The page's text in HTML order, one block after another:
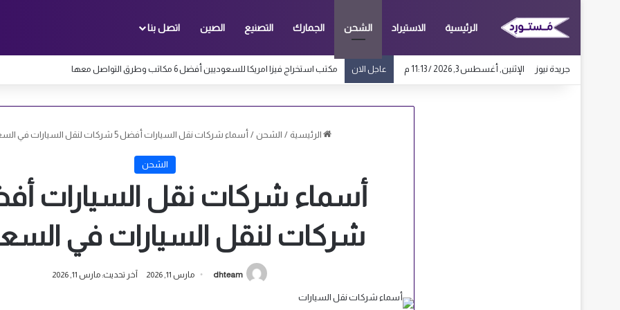
الرئيسية الاستيراد الشحن الجمارك التصنيع الصين اتصل بنا
جريدة نيوز الإثنين, أغسطس 3, 2026 / 11:13 م عاجل الان مكتب استخراج فيزا امريكا للسعوديين أفضل 6 مكاتب وطرق التواصل معها
الرئيسية / الشحن / أسماء شركات نقل السيارات أفضل 5 شركات لنقل السيارات في السعودية
الشحن
شركات لنقل السيارات في
dhteam مارس 11, 2026 آخر تحديث: مارس 11, 2026